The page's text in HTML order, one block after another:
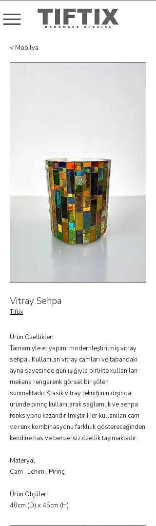
< Mobilya
Vitray Sehpa
Tiftix
Ürün Özellikleri
Tamamiyle el yapımı modernleştirilmiş vitray
sehpa . Kullanılan vitray camları ve tabandaki
ayna sayesinde gün ışığıyla birlikte kullanılan
mekana rengarenk görsel bir şölen
sunmaktadır.Klasik vitray tekniğinin dışında
üründe pirinç kullanılarak sağlamlık ve sehpa
fonksiyonu kazandırılmıştır.Her kullanılan cam
ve renk kombinasyonu farklılık göstereceğinden
kendine has ve benzersiz özellik taşımaktadır.
Materyal
Cam , Lehim , Pirinç
Ürün Ölçüleri
40cm (D) x 45cm (H)